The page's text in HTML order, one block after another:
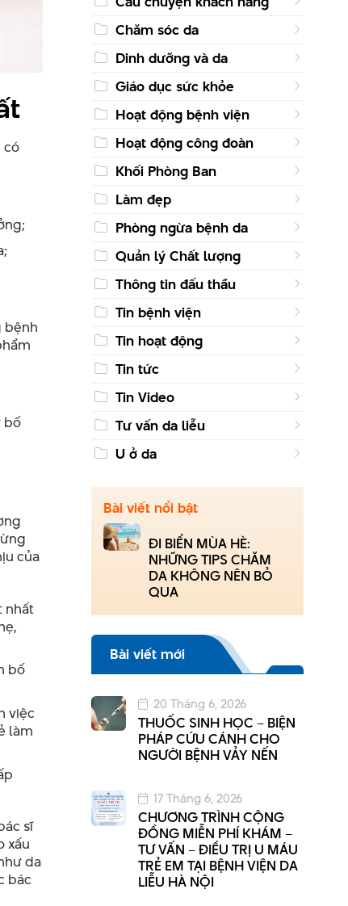
có
bệnh
bố
của
nhất
bố
việc
làm
sĩ
xấu
da
bác
Chăm sóc da
Dinh dưỡng và da
Giáo dục sức khỏe
Hoạt động bệnh viện
Hoạt động công đoàn
Khối Phòng Ban
Làm đẹp
Phòng ngừa bệnh da
Quản lý Chất lượng
Thông tin đấu thầu
Tin bệnh viện
Tin hoạt động
Tin tức
Tin Video
Tư vấn da liễu
U ở da
Bài viết nổi bật
ĐI BIỂN MÙA HÈ:
NHỮNG TIPS CHĂM
DA KHÔNG NÊN BỎ
QUA
Bài viết mới
THUỐC SINH HỌC – BIỆN
PHÁP CỨU CÁNH CHO
NGƯỜI BỆNH VẢY NẾN
20 Tháng 6, 2026
CHƯƠNG TRÌNH CỘNG
ĐỒNG MIỄN PHÍ KHÁM –
TƯ VẤN – ĐIỀU TRỊ U MÁU
TRẺ EM TẠI BỆNH VIỆN DA
LIỄU HÀ NỘI
17 Tháng 6, 2026